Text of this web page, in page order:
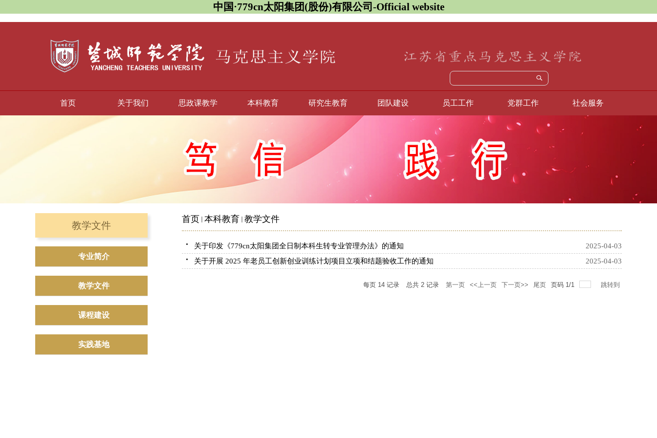
中国·779cn太阳集团(股份)有限公司-Official website
首页 关于我们 思政课教学 本科教育 研究生教育 团队建设 员工工作 党群工作 社会服务
教学文件
专业简介
教学文件
课程建设
实践基地
首页 本科教育 教学文件
关于印发《779cn太阳集团全日制本科生转专业管理办法》的通知
2025-04-03
关于开展 2025 年老员工创新创业训练计划项目立项和结题验收工作的通知
2025-04-03
每页 14 记录 总共 2 记录 第一页 <<上一页 下一页>> 尾页 页码 1/1 跳转到